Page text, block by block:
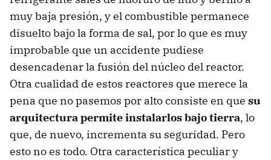
muy baja presión, y el combustible permanece
disuelto bajo la forma de sal, por lo que es muy
improbable que un accidente pudiese
desencadenar la fusión del núcleo del reactor.
Otra cualidad de estos reactores que merece la
pena que no pasemos por alto consiste en que su
arquitectura permite instalarlos bajo tierra, lo
que, de nuevo, incrementa su seguridad. Pero
esto no es todo. Otra característica peculiar y